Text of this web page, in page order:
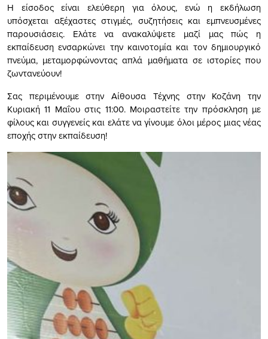
Η είσοδος είναι ελεύθερη για όλους, ενώ η εκδήλωση
υπόσχεται αξέχαστες στιγμές, συζητήσεις και εμπνευσμένες
παρουσιάσεις. Ελάτε να ανακαλύψετε μαζί μας πώς η
εκπαίδευση ενσαρκώνει την καινοτομία και τον δημιουργικό
πνεύμα, μεταμορφώνοντας απλά μαθήματα σε ιστορίες που
ζωντανεύουν!
Σας περιμένουμε στην Αίθουσα Τέχνης στην Κοζάνη την
Κυριακή 11 Μαΐου στις 11:00. Μοιραστείτε την πρόσκληση με
φίλους και συγγενείς και ελάτε να γίνουμε όλοι μέρος μιας νέας
εποχής στην εκπαίδευση!